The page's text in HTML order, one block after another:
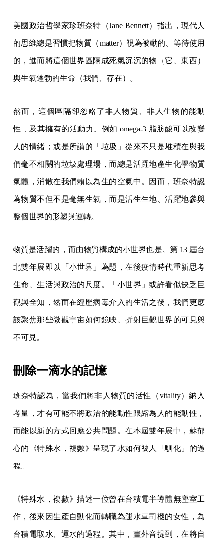
美國政治哲學家珍班奈特（Jane Bennett）指出，現代人
的思維總是習慣把物質（matter）視為被動的、等待使用
的，進而將這個世界區隔成死氣沉沉的物（它、東西）
與生氣蓬勃的生命（我們、存在）。
然而，這個區隔卻忽略了非人物質、非人生物的能動
性，及其擁有的活動力。例如 omega-3 脂肪酸可以改變
人的情緒；或是所謂的「垃圾」從來不只是堆積在與我
們毫不相關的垃圾處理場，而總是活躍地產生化學物質
氣體，消散在我們賴以為生的空氣中。因而，班奈特認
為物質不但不是毫無生氣，而是活生生地、活躍地參與
整個世界的形塑與運轉。
物質是活躍的，而由物質構成的小世界也是。第 13 屆台
北雙年展即以「小世界」為題，在後疫情時代重新思考
生命、生活與政治的尺度。「小世界」或許看似缺乏巨
觀與全知，然而在經歷病毒介入的生活之後，我們更應
該聚焦那些微觀宇宙如何鏡映、折射巨觀世界的可見與
不可見。
刪除一滴水的記憶
班奈特認為，當我們將非人物質的活性（vitality）納入
考量，才有可能不將政治的能動性限縮為人的能動性，
而能以新的方式回應公共問題。在本屆雙年展中，蘇郁
心的《特殊水，複數》呈現了水如何被人「馴化」的過
程。
《特殊水，複數》描述一位曾在台積電半導體無塵室工
作，後來因生產自動化而轉職為運水車司機的女性，為
台積電取水、運水的過程。其中，畫外音提到，在將自